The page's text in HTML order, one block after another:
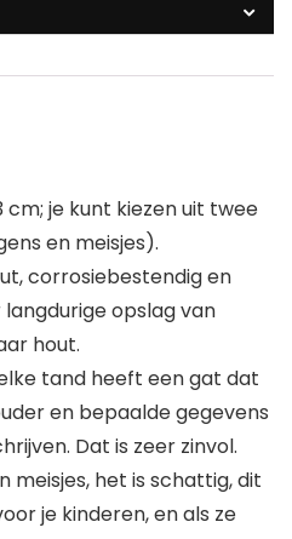
cm; je kunt kiezen uit twee
en meisjes).
corrosiebestendig en
opslag van
hout.
tand heeft een gat dat
en bepaalde gegevens
Dat is zeer zinvol.
meisjes, het is schattig, dit
je kinderen, en als ze